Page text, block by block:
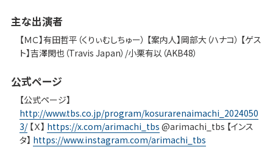
主な出演者
【ＭＣ】有田哲平（くりぃむしちゅー） 【案内人】岡部大（ハナコ） 【ゲス
ト】吉澤閑也（Travis Japan）/小栗有以（AKB48）
公式ページ
【公式ページ】
http://www.tbs.co.jp/program/kosurarenaimachi_2024050
3/【Ｘ】 https://x.com/arimachi_tbs @arimachi_tbs 【インス
タ】 https://www.instagram.com/arimachi_tbs